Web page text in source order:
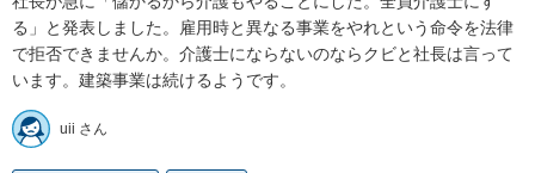
る」と発表しました。雇用時と異なる事業をやれという命令を法律
で拒否できませんか。介護士にならないのならクビと社長は言って
います。建築事業は続けるようです。
uii さん